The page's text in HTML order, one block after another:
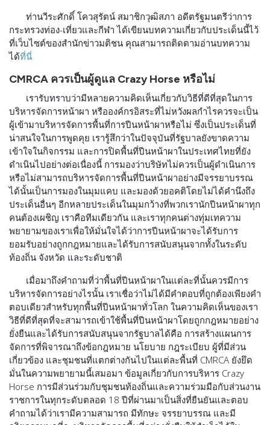
ท่านวีระศักดิ์ โควสุรัตน์ สมาชิกวุฒิสภา อดีตรัฐมนตรีว่าการ
กระทรวงท่อง-เที่ยวและกีฬา ได้เขียนบทความเกี่ยวกับประเด็นนี้ไว้
ที่เว็บไซต์ของสำนักข่าวมติชน คุณสามารถติดตามอ่านบทความ
ได้ที่นี่
CMRCA ควรเป็นผู้ดูแล Crazy Horse หรือไม่
เรารับทราบว่ามีหลายความคิดเห็นเกี่ยวกับวิธีที่ดีที่สุดในการ
บริหารจัดการหน้าผา หรือองค์กรอิสระที่ไม่หวังผลกำไรควรจะเป็น
ผู้เข้ามาบริหารจัดการพื้นที่การปีนหน้าผาหรือไม่ ซึ่งเป็นประเด็นที่
น่าสนใจในการพูดคุย เรารู้สึกว่าในปัจจุบันที่รัฐบาลยังขาดความ
เข้าใจในกิจกรรม และการปิดพื้นที่ปีนหน้าผาในประเทศไทยที่ยัง
ดำเนินไปอย่างต่อเนื่องนี้ การมองว่าบริษัทไม่ควรเป็นผู้ดำเนินการ
หรือไม่สามารถบริหารจัดการพื้นที่ปีนหน้าผาอย่างมีจรรยาบรรณ
ได้นั้นเป็นการมองในมุมแคบ และมองด้วยอคติโดยไม่ได้คำนึงถึง
ประเด็นอื่นๆ อีกหลายประเด็นในมุมกว้างที่พวกเรานักปีนหน้าผาทุก
คนต้องเผชิญ เราคือทีมเดียวกัน และเราทุกคนต่างทุ่มเทความ
พยายามของเราเพื่อให้มั่นใจได้ว่าการปีนหน้าผาจะได้รับการ
ยอมรับอย่างถูกกฎหมายและได้รับการสนับสนุนจากทั้งในระดับ
ท้องถิ่น จังหวัด และระดับชาติ
เมื่อมาถึงคำถามที่ว่าพื้นที่ปีนหน้าผาในแต่ละที่นั้นควรมีการ
บริหารจัดการอย่างไรนั้น เราเชื่อว่าไม่ได้มีคำตอบที่ถูกต้องเพียงคำ
ตอบเดียวสำหรับทุกพื้นที่ปีนหน้าผาทั่วโลก ในความคิดเห็นของเรา
วิธีที่ดีที่สุดที่จะสามารถเข้าใช้พื้นที่ปีนหน้าผาโดยถูกกฎหมายอย่าง
ยั่งยืนและได้รับการสนับสนุนจากรัฐบาลได้คือ การสร้างแผนการ
จัดการที่พิจารณาถึงข้อกฎหมาย นโยบาย กฎระเบียบ ผู้ที่มีส่วน
เกี่ยวข้อง และชุมชนที่แตกต่างกันไปในแต่ละพื้นที่ CMRCA ยังยึด
มั่นในความพยายามนี้เสมอมา ข้อมูลเกี่ยวกับการบริหาร Crazy
Horse การมีส่วนร่วมกับชุมชนท้องถิ่นและความร่วมมือกับส่วนงาน
ราชการในทุกระดับตลอด 18 ปีที่ผ่านมาเป็นสิ่งที่ยืนยันและตอบ
คำถามได้ว่าเรามีความสามารถ มีทักษะ จรรยาบรรณ และมี